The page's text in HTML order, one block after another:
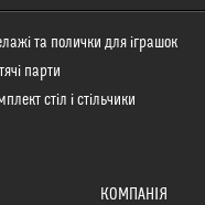
та полички для іграшок
парти
стіл і стільчики